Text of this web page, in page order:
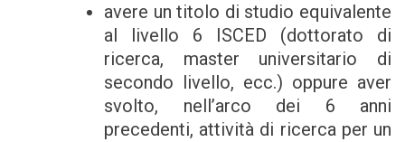
avere un titolo di studio equivalente
al livello 6 ISCED (dottorato di
ricerca, master universitario di
secondo livello, ecc.) oppure aver
svolto, nell’arco dei 6 anni
precedenti, attività di ricerca per un